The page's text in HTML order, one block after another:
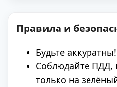
Правила и
Будьте аккуратны!
Соблюдайте ПДД,
только на